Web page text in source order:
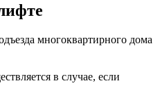
многоквартирного дома
в случае, если